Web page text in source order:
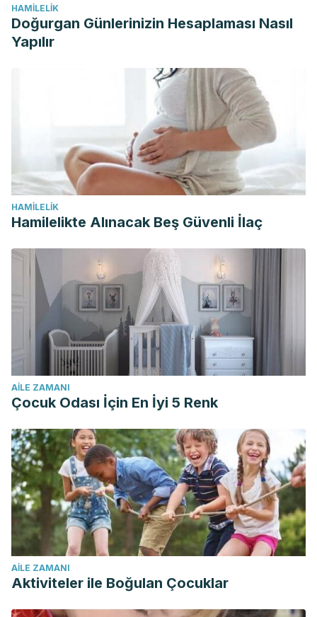
HAMILELIK
Doğurgan Günlerinizin Hesaplaması Nasıl
Yapılır
HAMILELIK
Hamilelikte Alınacak Beş Güvenli İlaç
AILE ZAMANI
Çocuk Odası İçin En İyi 5 Renk
AILE ZAMANI
Aktiviteler ile Boğulan Çocuklar